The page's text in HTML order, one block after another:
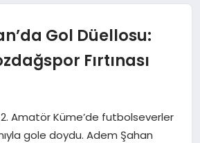
Gol Düellosu:
Fırtınası
Amatör Küme’de futbolseverler
gole doydu. Adem Şahan